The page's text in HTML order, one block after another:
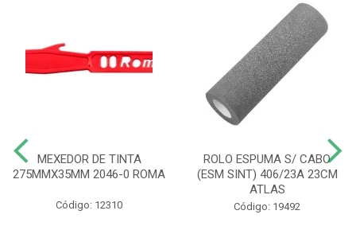
MEXEDOR DE TINTA
275MMX35MM 2046-0 ROMA
Código: 12310
ROLO ESPUMA S/ CABO
(ESM SINT) 406/23A 23CM
ATLAS
Código: 19492